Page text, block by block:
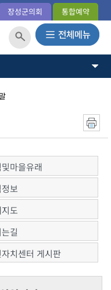
장성군의회 통합예약
마을유래
보
도
길
치센터 게시판